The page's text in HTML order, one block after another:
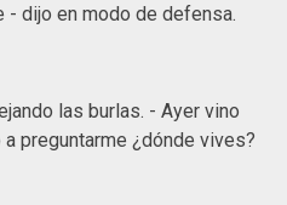
- dijo en modo de defensa.
las burlas. - Ayer vino
preguntarme ¿dónde vives?